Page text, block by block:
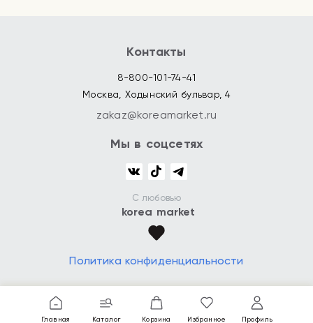
Главная Каталог Корзина Избранное Профиль
Контакты
8-800-101-74-41
Москва, Ходынский бульвар, 4
zakaz@koreamarket.ru
Мы в соцсетях
С любовью
korea market
Политика конфиденциальности